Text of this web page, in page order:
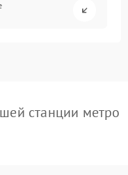
станции метро